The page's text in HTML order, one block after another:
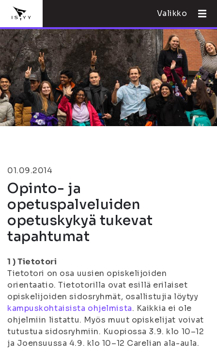
Valikko
01.09.2014
Opinto- ja
opetuspalveluiden
opetuskykyä tukevat
tapahtumat
1 ) Tietotori
Tietotori on osa uusien opiskelijoiden
orientaatio. Tietotorilla ovat esillä erilaiset
opiskelijoiden sidosryhmät, osallistujia löytyy
kampuskohtaisista ohjelmista. Kaikkia ei ole
ohjelmiin listattu. Myös muut opiskelijat voivat
tutustua sidosryhmiin. Kuopiossa 3.9. klo 10–12
ja Joensuussa 4.9. klo 10–12 Carelian ala-aula.